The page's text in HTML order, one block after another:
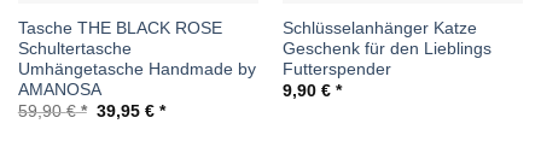
Tasche THE BLACK ROSE
Schultertasche
Umhängetasche Handmade by
AMANOSA
59,90€
Ursprünglicher
39,95 € Aktueller
Schlüsselanhänger Katze
Geschenk für den Lieblings
Futterspender
9,90 €